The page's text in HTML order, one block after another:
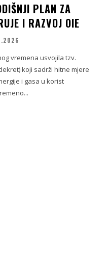
PLAN ZA
I RAZVOJ OIE
vremena usvojila tzv.
koji sadrži hitne mjere
i gasa u korist